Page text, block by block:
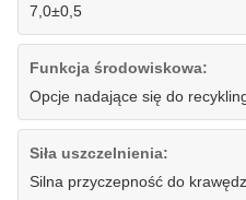
7,0±0,5
Funkcja środowiskowa:
Opcje nadające się do
Siła uszczelnienia:
Silna przyczepność do